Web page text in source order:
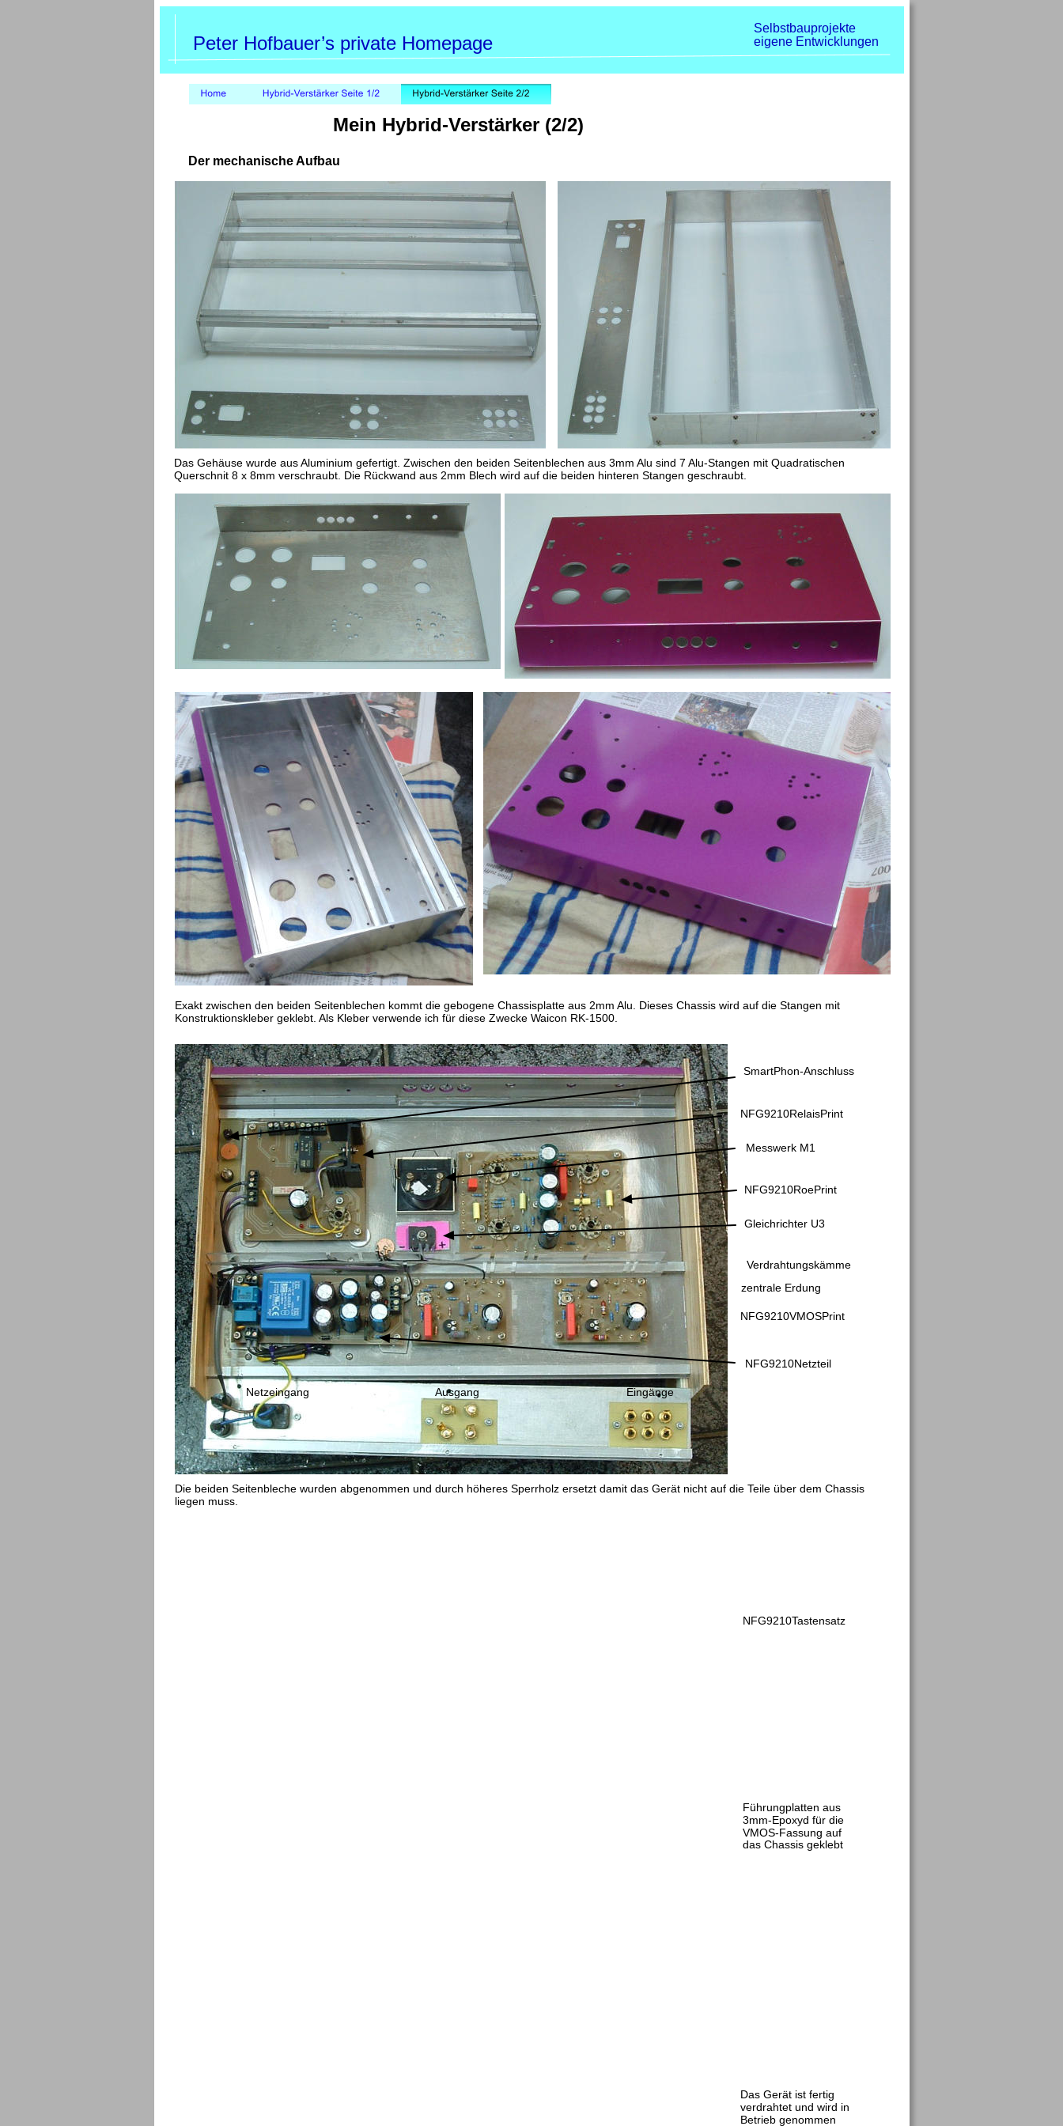
Peter Hofbauer’s private Homepage
Selbstbauprojekte
eigene Entwicklungen
Der mechanische Aufbau
Das Gehäuse wurde aus Aluminium gefertigt. Zwischen den beiden Seitenblechen aus 3mm Alu sind 7 Alu-Stangen mit Quadratischen
Querschnit 8 x 8mm verschraubt. Die Rückwand aus 2mm Blech wird auf die beiden hinteren Stangen geschraubt.
Exakt zwischen den beiden Seitenblechen kommt die gebogene Chassisplatte aus 2mm Alu. Dieses Chassis wird auf die Stangen mit
Konstruktionskleber geklebt. Als Kleber verwende ich für diese Zwecke Waicon RK-1500.
Die beiden Seitenbleche wurden abgenommen und durch höheres Sperrholz ersetzt damit das Gerät nicht auf die Teile über dem Chassis
liegen muss.
NFG9210RelaisPrint
NFG9210RoePrint
Gleichrichter U3
Messwerk M1
NFG9210VMOSPrint
NFG9210Netzteil
Netzeingang Ausgang Eingänge
SmartPhon-Anschluss
Verdrahtungskämme
zentrale Erdung
NFG9210Tastensatz
Führungplatten aus
3mm-Epoxyd für die
VMOS-Fassung auf
das Chassis geklebt
Das Gerät ist fertig
verdrahtet und wird in
Betrieb genommen
Mein Hybrid-Verstärker (2/2)